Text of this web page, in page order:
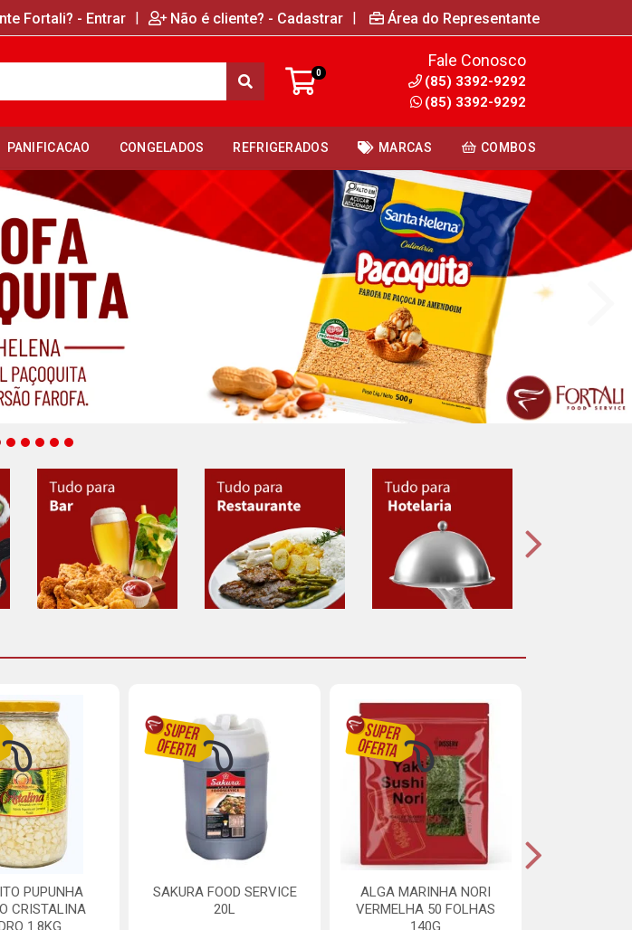
Fortali? - Entrar | Não é cliente? - Cadastrar | Área do Representante
0
Fale Conosco
(85) 3392-9292
(85) 3392-9292
PANIFICACAO CONGELADOS REFRIGERADOS MARCAS COMBOS
PUPUNHA
CRISTALINA
1.8KG
SAKURA FOOD SERVICE
20L
ALGA MARINHA NORI
VERMELHA 50 FOLHAS
140G